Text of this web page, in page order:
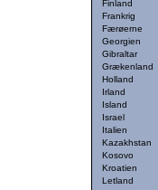
Finland
Frankrig
Færøerne
Georgien
Gibraltar
Grækenland
Holland
Irland
Island
Israel
Italien
Kazakhstan
Kosovo
Kroatien
Letland